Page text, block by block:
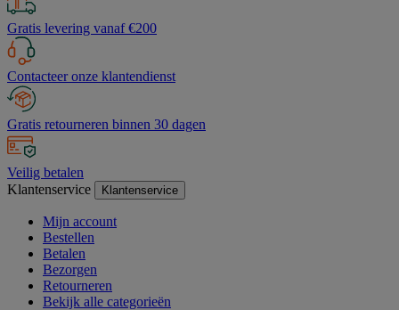
Gratis levering vanaf €200
Contacteer onze klantendienst
Gratis retourneren binnen 30 dagen
Veilig betalen
Klantenservice
Klantenservice
Mijn account
Bestellen
Betalen
Bezorgen
Retourneren
Bekijk alle categorieën